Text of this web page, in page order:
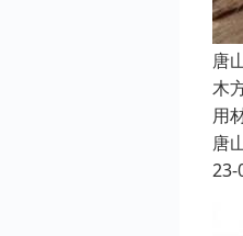
唐
木
用
唐
23-